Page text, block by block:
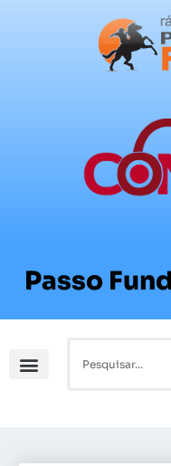
Passo